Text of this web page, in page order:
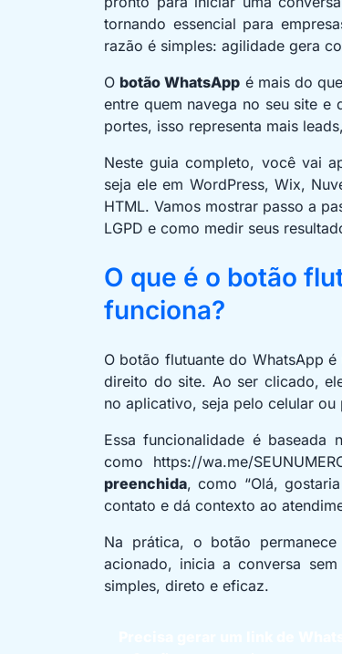
tornando essencial para
razão é simples: agilidade gera
O botão WhatsApp é mais do
entre quem navega no seu site e
portes, isso representa mais
Neste guia completo, você vai
seja ele em WordPress, Wix,
HTML. Vamos mostrar passo a
LGPD e como medir seus
O que é o botão
funciona?
O botão flutuante do WhatsApp
direito do site. Ao ser clicado,
no aplicativo, seja pelo celular ou
Essa funcionalidade é baseada
como https://wa.me/
preenchida, como “Olá,
contato e dá contexto ao
Na prática, o botão
acionado, inicia a conversa
simples, direto e eficaz.